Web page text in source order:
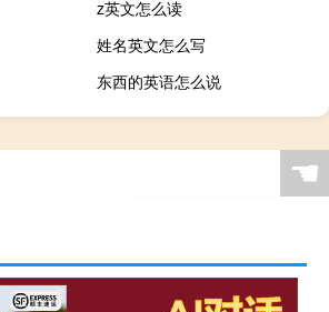
z英文怎么读
姓名英文怎么写
东西的英语怎么说
☚